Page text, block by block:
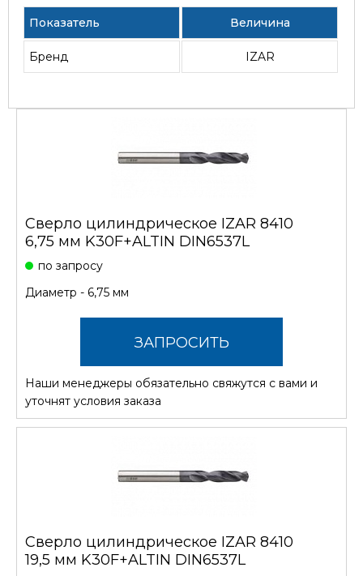
Показатель Величина
Бренд IZAR
Сверло цилиндрическое IZAR 8410
6,75 мм K30F+ALTIN DIN6537L
по запросу
Диаметр - 6,75 мм
ЗАПРОСИТЬ
СТОИМОСТЬ
Наши менеджеры обязательно свяжутся с вами и
уточнят условия заказа
Сверло цилиндрическое IZAR 8410
19,5 мм K30F+ALTIN DIN6537L